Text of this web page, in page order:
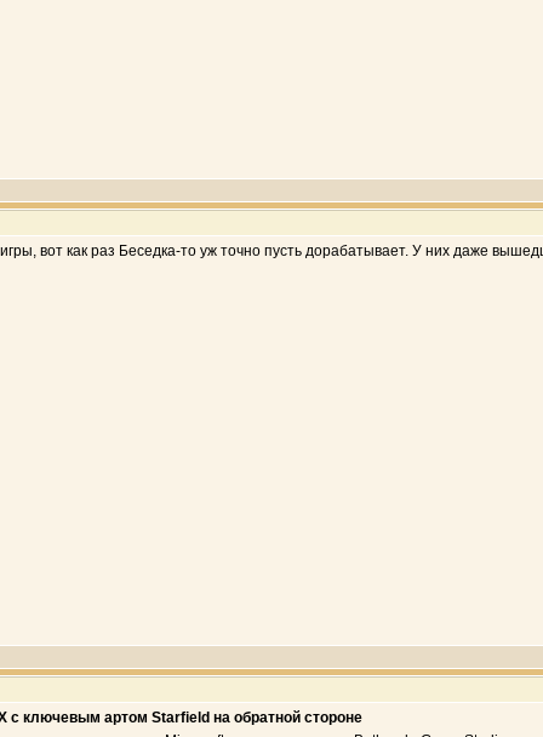
вот как раз Беседка-то уж точно пусть дорабатывает. У них даже
с ключевым артом Starfield на обратной стороне